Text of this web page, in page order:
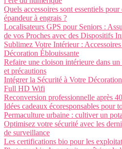
Quels accessoires sont essentiels
épandeur à engrais ?
Localisateurs GPS pour Seniors :
de vos Proches avec des Dispositifs
Sublimez Votre Intérieur :
Décoration Éblouissante
Refaire une cloison intérieure dans un
et précautions
Intégrer la Sécurité à Votre
Full HD Wifi
Reconversion professionnelle après
Idées cadeaux écoresponsables pour
Permaculture urbaine : cultiver un
Optimisez votre sécurité avec les
de surveillance
Les certifications bio pour les